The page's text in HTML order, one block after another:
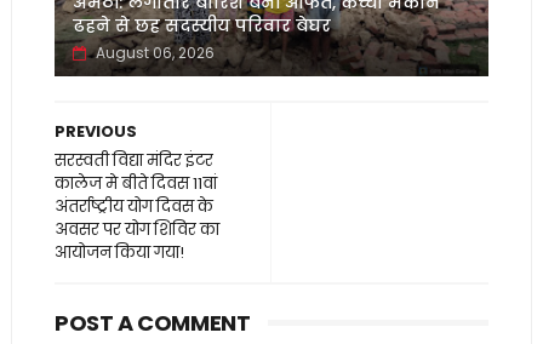
ढहने से छह सदस्यीय परिवार बेघर
August 06, 2026
PREVIOUS
सरस्वती विद्या मंदिर इंटर
कालेज मे बीते दिवस 11वां
अंतर्राष्ट्रीय योग दिवस के
अवसर पर योग शिविर का
आयोजन किया गया!
POST A COMMENT